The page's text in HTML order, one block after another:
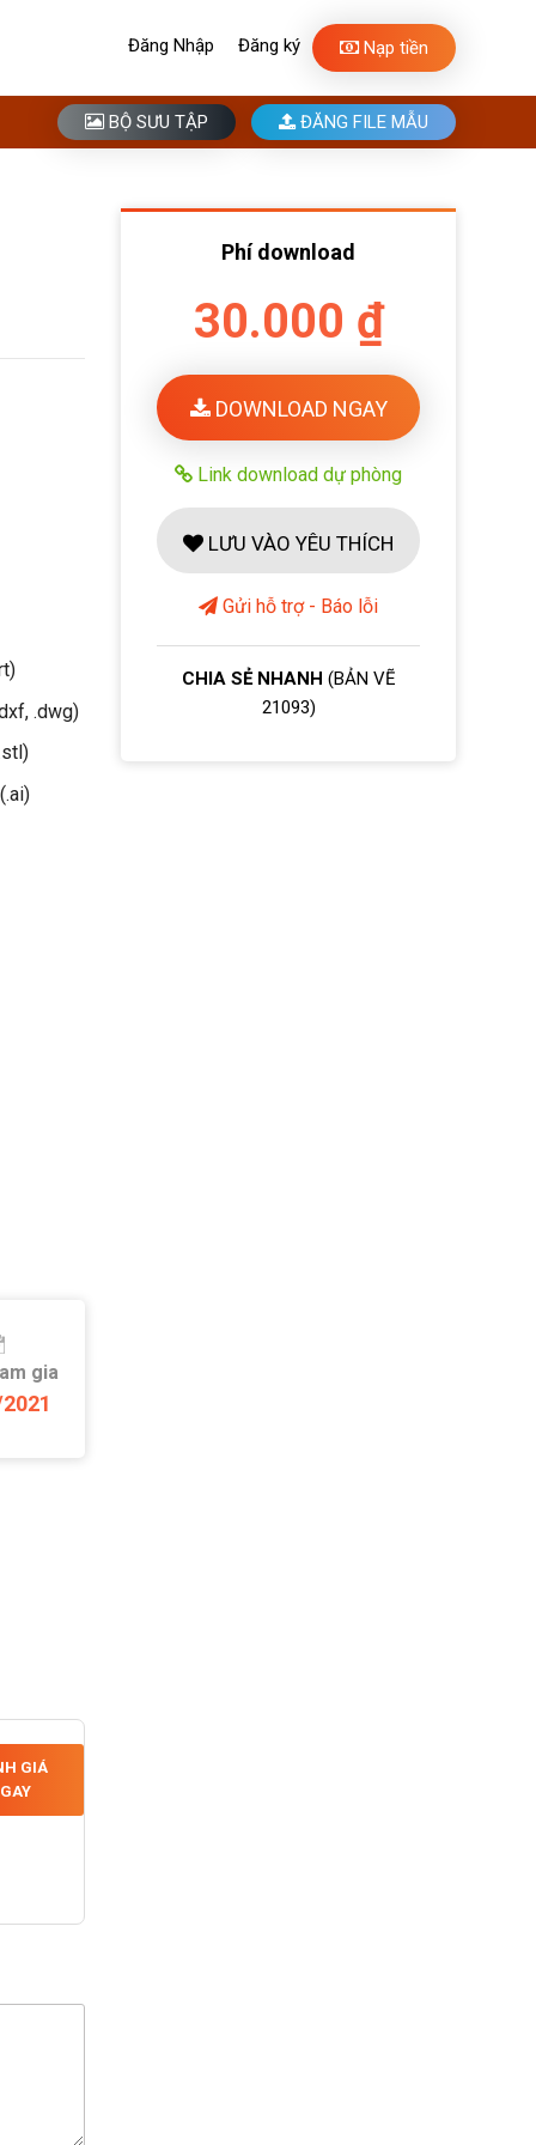
Đăng Nhập Đăng ký Nạp tiền
BỘ SƯU TẬP ĐĂNG FILE MẪU
.dwg)
gia
GIÁ
Phí download
30.000 ₫
DOWNLOAD NGAY
Link download dự phòng
LƯU VÀO YÊU THÍCH
Gửi hỗ trợ - Báo lỗi
CHIA SẺ NHANH (BẢN VẼ
21093)